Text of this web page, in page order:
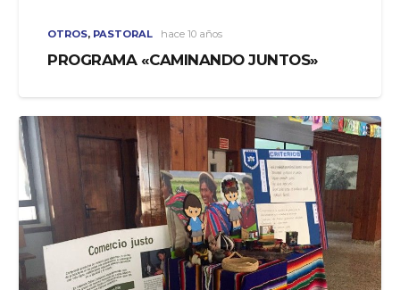
OTROS, PASTORAL hace 10 años
PROGRAMA «CAMINANDO JUNTOS»